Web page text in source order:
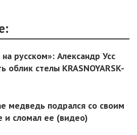
русском»: Александр Усс
стелы KRASNOYARSK-
медведь подрался со своим
и сломал ее (видео)